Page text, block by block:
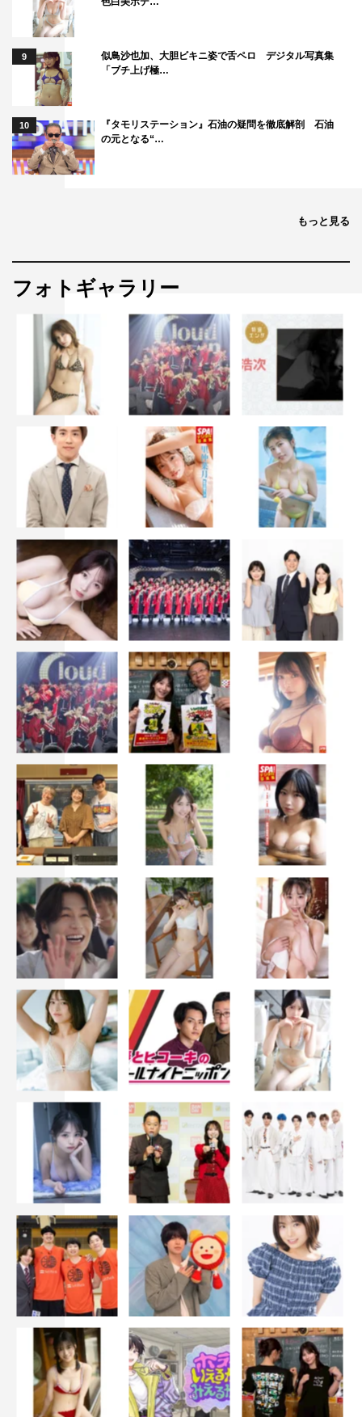
9
似鳥沙也加、大胆ビキニ姿で舌ペロ デジタル写真集
「ブチ上げ極…
10
『タモリステーション』石油の疑問を徹底解剖 石油
の元となる“…
もっと見る
フォトギャラリー